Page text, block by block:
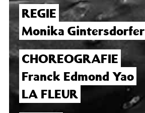
REGIE
Monika Gintersdorfer
CHOREOGRAFIE
Franck Edmond Yao
LA FLEUR